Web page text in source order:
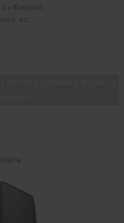
2 x Bluetooth
etc.